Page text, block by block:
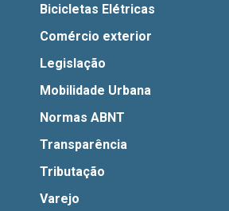
Bicicletas Elétricas
Comércio exterior
Legislação
Mobilidade Urbana
Normas ABNT
Transparência
Tributação
Varejo